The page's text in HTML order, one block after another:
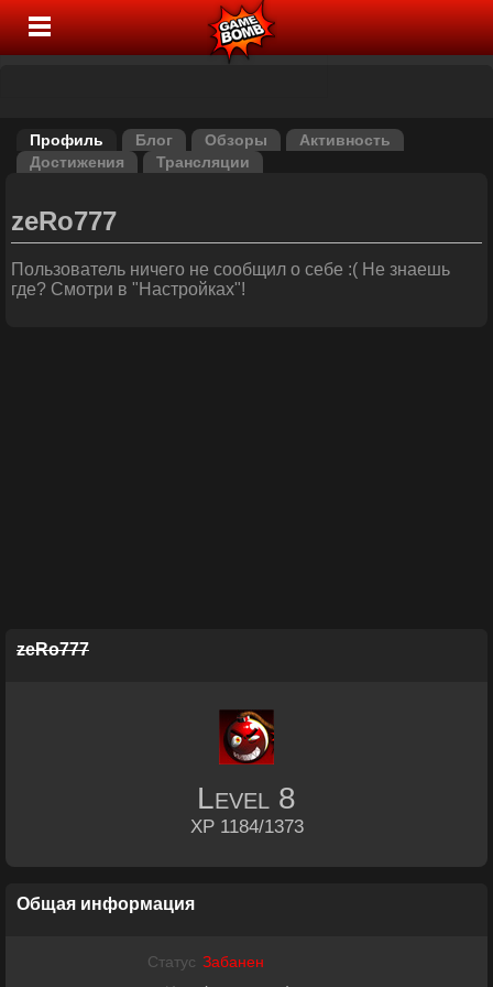
Профиль Блог Обзоры
Активность
Достижения
Трансляции
zeRo777
Пользователь ничего не сообщил о себе :( Не знаешь
где? Смотри в "Настройках"!
zeRo777
Level 8
XP 1184/1373
Общая информация
Статус Забанен